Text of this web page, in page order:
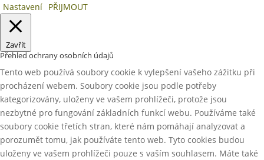
Nastavení PŘIJMOUT
Zavřít
Přehled ochrany osobních údajů
Tento web používá soubory cookie k vylepšení vašeho zážitku při
procházení webem. Soubory cookie jsou podle potřeby
kategorizovány, uloženy ve vašem prohlížeči, protože jsou
nezbytné pro fungování základních funkcí webu. Používáme také
soubory cookie třetích stran, které nám pomáhají analyzovat a
porozumět tomu, jak používáte tento web. Tyto cookies budou
uloženy ve vašem prohlížeči pouze s vaším souhlasem. Máte také